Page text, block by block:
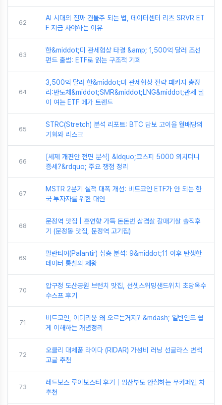
62
AI 시대의 진짜 건물주 되는 법, 데이터센터 리츠 SRVR ET
F 지금 사야하는 이유
63
한&middot;미 관세협상 타결 &amp; 1,500억 달러 조선
펀드 출범: ETF로 읽는 구조적 기회
64
3,500억 달러 한&middot;미 관세협상 전략 패키지 총정
리:반도체&middot;SMR&middot;LNG&middot;관세 딜
이 여는 ETF 메가 트렌드
65
STRC(Stretch) 분석 리포트: BTC 담보 고이율 월배당의
기회와 리스크
66
[세제 개편안 전면 분석] &ldquo;코스피 5000 외치더니
증세?&rdquo; 주요 쟁점 정리
67
MSTR 2분기 실적 대폭 개선: 비트코인 ETF가 안 되는 한
국 투자자를 위한 대안
68
문정역 맛집 | 훈연향 가득 돈돈번 삼겹살 갈매기살 솔직후
기 (문정동 맛집, 문정역 고기집)
69
팔란티어(Palantir) 심층 분석: 9&middot;11 이후 탄생한
데이터 통찰의 제왕
70
압구정 도산공원 브런치 맛집, 선셋스위밍샌드위치 초당옥수
수스프 후기
71
비트코인, 이더리움 왜 오르는거지? &mdash; 일반인도 쉽
게 이해하는 개념정리
72
오클리 대체품 라이다 (RIDAR) 가성비 러닝 선글라스 변색
고글 추천
73
레드보스 루이보스티 후기｜임산부도 안심하는 무카페인 차
추천